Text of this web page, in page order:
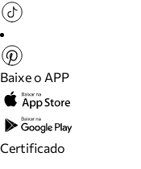
Baixe o APP
Certificado